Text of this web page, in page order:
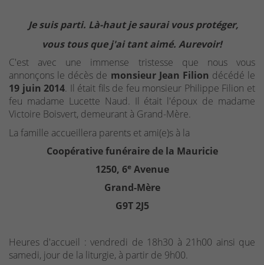
Je suis parti. Là-haut je saurai vous protéger,
vous tous que j'ai tant aimé. Aurevoir!
C'est avec une immense tristesse que nous vous
annonçons le décès de monsieur Jean Filion décédé le
19 juin 2014. Il était fils de feu monsieur Philippe Filion et
feu madame Lucette Naud. Il était l'époux de madame
Victoire Boisvert, demeurant à Grand-Mère.
La famille accueillera parents et ami(e)s à la
Coopérative funéraire de la Mauricie
1250, 6eAvenue
Grand-Mère
G9T 2J5
Heures d'accueil : vendredi de 18h30 à 21h00 ainsi que
samedi, jour de la liturgie, à partir de 9h00.